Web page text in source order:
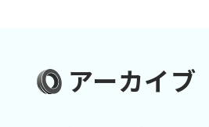
アーカイブ